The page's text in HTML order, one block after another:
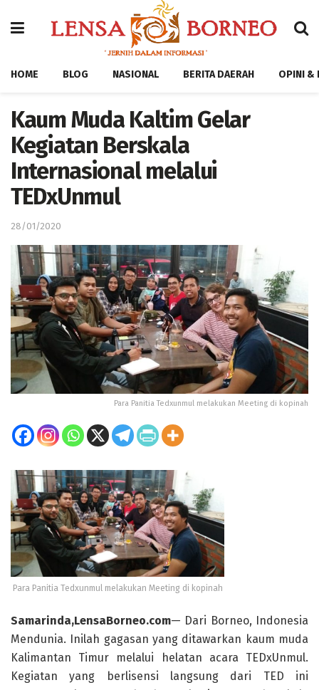
HOME BLOG NASIONAL BERITA DAERAH OPINI &
Kaum Muda Kaltim Gelar
Kegiatan Berskala
Internasional melalui
TEDxUnmul
28/01/2020
Para Panitia Tedxunmul melakukan Meeting di kopinah
Para Panitia Tedxunmul melakukan Meeting di kopinah
Samarinda,LensaBorneo.com— Dari Borneo, Indonesia
Mendunia. Inilah gagasan yang ditawarkan kaum muda
Kalimantan Timur melalui helatan acara TEDxUnmul.
Kegiatan yang berlisensi langsung dari TED ini